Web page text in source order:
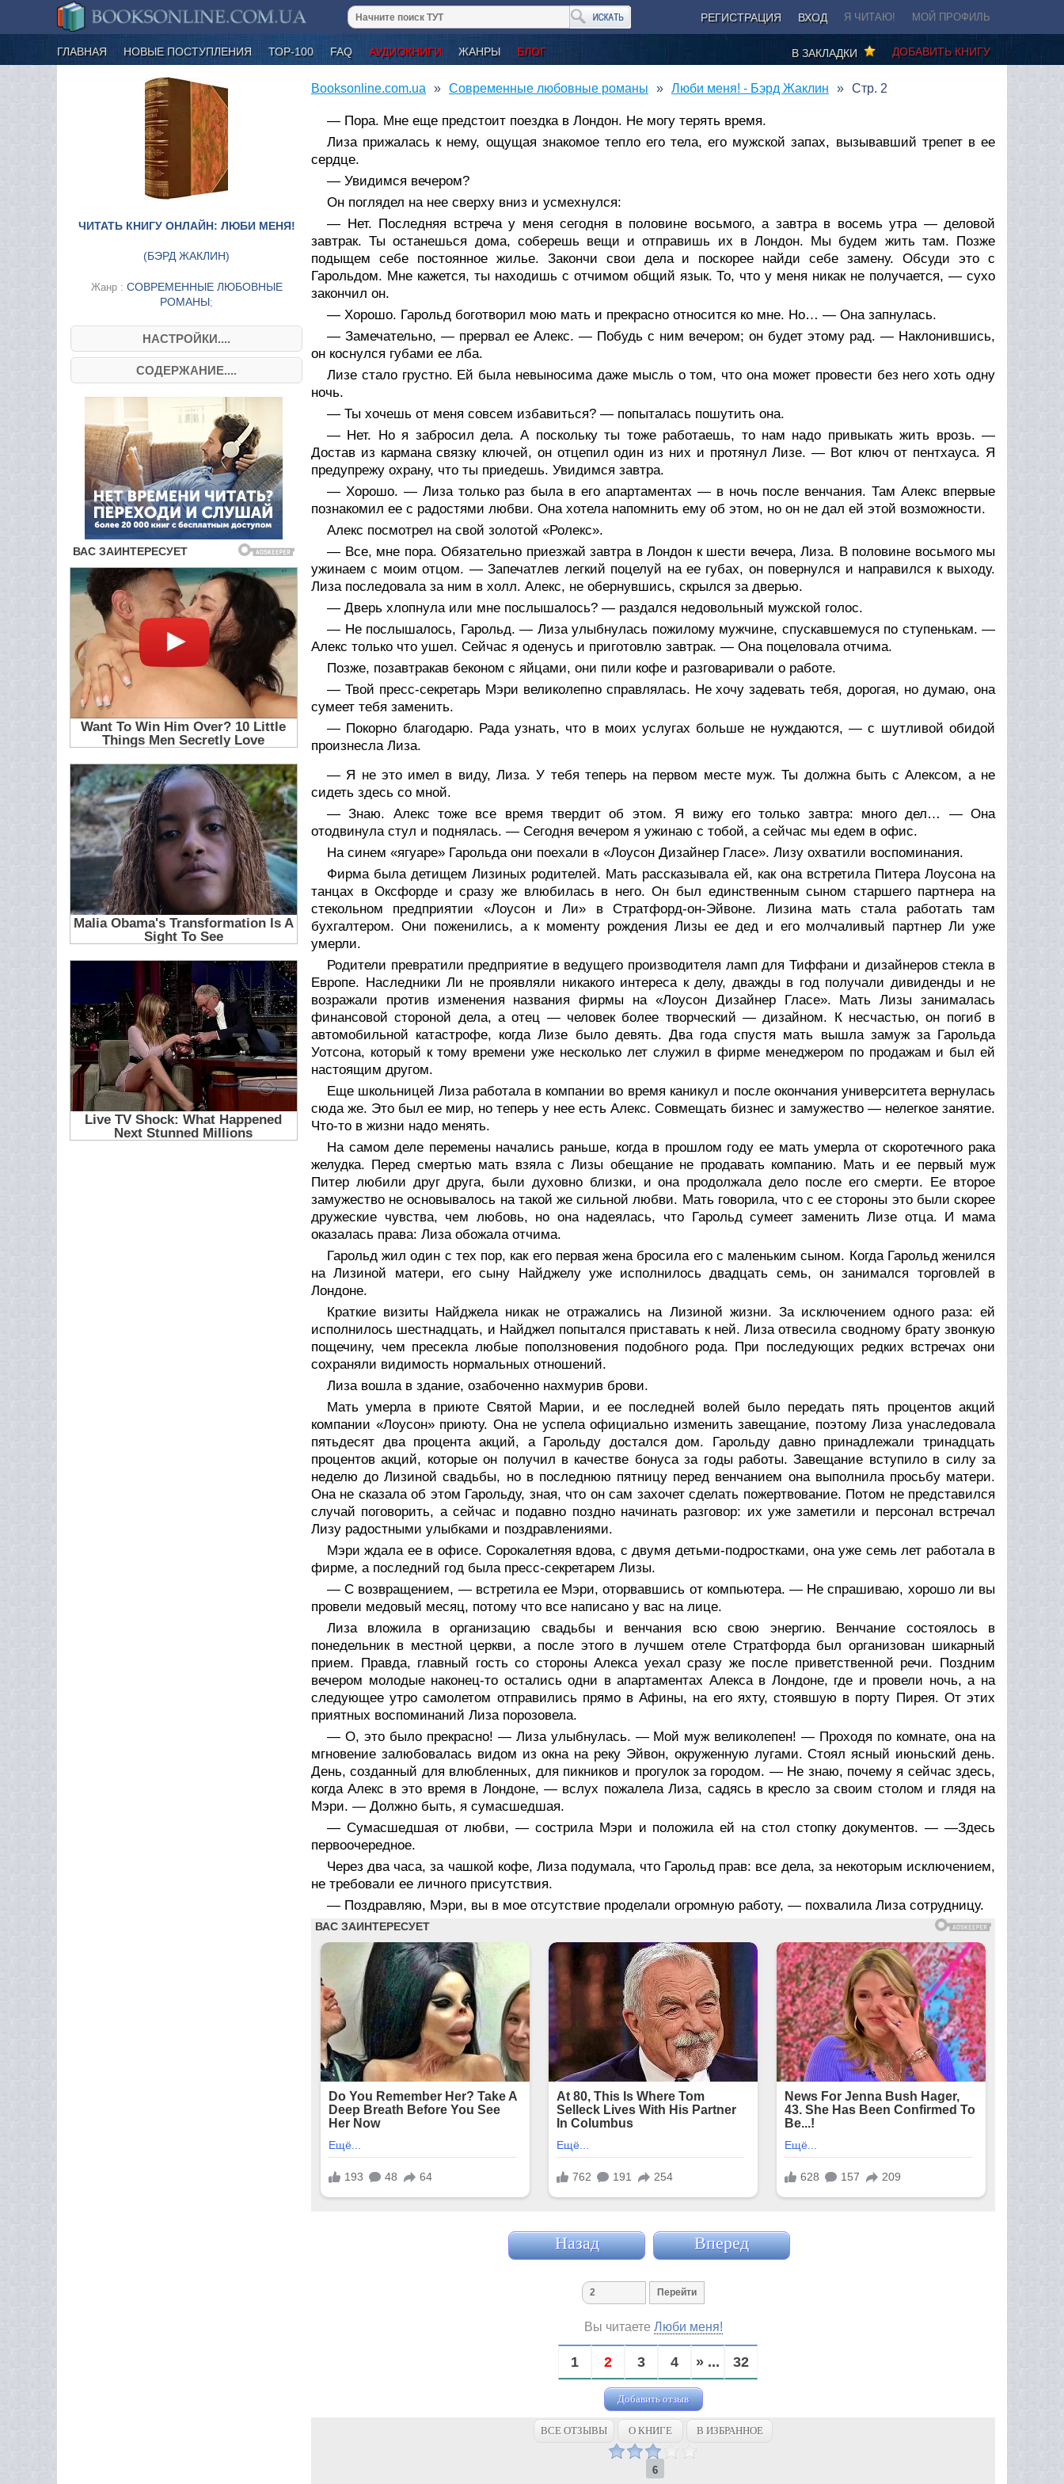
РЕГИСТРАЦИЯ ВХОД Я ЧИТАЮ! МОЙ ПРОФИЛЬ
ГЛАВНАЯ НОВЫЕ ПОСТУПЛЕНИЯ ТОР-100 FAQ АУДИОКНИГИ ЖАНРЫ БЛОГ ДОБАВИТЬ КНИГУ
В ЗАКЛАДКИ
ЧИТАТЬ КНИГУ ОНЛАЙН: ЛЮБИ МЕНЯ!
(БЭРД ЖАКЛИН)
Жанр : СОВРЕМЕННЫЕ ЛЮБОВНЫЕ
РОМАНЫ;
НАСТРОЙКИ....
СОДЕРЖАНИЕ....
Booksonline.com.ua Современные любовные романы Люби меня! - Бэрд Жаклин Стр. 2
— Пора. Мне еще предстоит поездка в Лондон. Не могу терять время.
Лиза прижалась к нему, ощущая знакомое тепло его тела, его мужской запах, вызывавший трепет в ее
сердце.
— Увидимся вечером?
Он поглядел на нее сверху вниз и усмехнулся:
— Нет. Последняя встреча у меня сегодня в половине восьмого, а завтра в восемь утра — деловой
завтрак. Ты останешься дома, соберешь вещи и отправишь их в Лондон. Мы будем жить там. Позже
подыщем себе постоянное жилье. Закончи свои дела и поскорее найди себе замену. Обсуди это с
Гарольдом. Мне кажется, ты находишь с отчимом общий язык. То, что у меня никак не получается, — сухо
закончил он.
— Хорошо. Гарольд боготворил мою мать и прекрасно относится ко мне. Но… — Она запнулась.
— Замечательно, — прервал ее Алекс. — Побудь с ним вечером; он будет этому рад. — Наклонившись,
он коснулся губами ее лба.
Лизе стало грустно. Ей была невыносима даже мысль о том, что она может провести без него хоть одну
ночь.
— Ты хочешь от меня совсем избавиться? — попыталась пошутить она.
— Нет. Но я забросил дела. А поскольку ты тоже работаешь, то нам надо привыкать жить врозь. —
Достав из кармана связку ключей, он отцепил один из них и протянул Лизе. — Вот ключ от пентхауса. Я
предупрежу охрану, что ты приедешь. Увидимся завтра.
— Хорошо. — Лиза только раз была в его апартаментах — в ночь после венчания. Там Алекс впервые
познакомил ее с радостями любви. Она хотела напомнить ему об этом, но он не дал ей этой возможности.
Алекс посмотрел на свой золотой «Ролекс».
— Все, мне пора. Обязательно приезжай завтра в Лондон к шести вечера, Лиза. В половине восьмого мы
ужинаем с моим отцом. — Запечатлев легкий поцелуй на ее губах, он повернулся и направился к выходу.
Лиза последовала за ним в холл. Алекс, не обернувшись, скрылся за дверью.
— Дверь хлопнула или мне послышалось? — раздался недовольный мужской голос.
— Не послышалось, Гарольд. — Лиза улыбнулась пожилому мужчине, спускавшемуся по ступенькам. —
Алекс только что ушел. Сейчас я оденусь и приготовлю завтрак. — Она поцеловала отчима.
Позже, позавтракав беконом с яйцами, они пили кофе и разговаривали о работе.
— Твой пресс-секретарь Мэри великолепно справлялась. Не хочу задевать тебя, дорогая, но думаю, она
сумеет тебя заменить.
— Покорно благодарю. Рада узнать, что в моих услугах больше не нуждаются, — с шутливой обидой
произнесла Лиза.
— Я не это имел в виду, Лиза. У тебя теперь на первом месте муж. Ты должна быть с Алексом, а не
сидеть здесь со мной.
— Знаю. Алекс тоже все время твердит об этом. Я вижу его только завтра: много дел… — Она
отодвинула стул и поднялась. — Сегодня вечером я ужинаю с тобой, а сейчас мы едем в офис.
На синем «ягуаре» Гарольда они поехали в «Лоусон Дизайнер Гласе». Лизу охватили воспоминания.
Фирма была детищем Лизиных родителей. Мать рассказывала ей, как она встретила Питера Лоусона на
танцах в Оксфорде и сразу же влюбилась в него. Он был единственным сыном старшего партнера на
стекольном предприятии «Лоусон и Ли» в Стратфорд-он-Эйвоне. Лизина мать стала работать там
бухгалтером. Они поженились, а к моменту рождения Лизы ее дед и его молчаливый партнер Ли уже
умерли.
Родители превратили предприятие в ведущего производителя ламп для Тиффани и дизайнеров стекла в
Европе. Наследники Ли не проявляли никакого интереса к делу, дважды в год получали дивиденды и не
возражали против изменения названия фирмы на «Лоусон Дизайнер Гласе». Мать Лизы занималась
финансовой стороной дела, а отец — человек более творческий — дизайном. К несчастью, он погиб в
автомобильной катастрофе, когда Лизе было девять. Два года спустя мать вышла замуж за Гарольда
Уотсона, который к тому времени уже несколько лет служил в фирме менеджером по продажам и был ей
настоящим другом.
Еще школьницей Лиза работала в компании во время каникул и после окончания университета вернулась
сюда же. Это был ее мир, но теперь у нее есть Алекс. Совмещать бизнес и замужество — нелегкое занятие.
Что-то в жизни надо менять.
На самом деле перемены начались раньше, когда в прошлом году ее мать умерла от скоротечного рака
желудка. Перед смертью мать взяла с Лизы обещание не продавать компанию. Мать и ее первый муж
Питер любили друг друга, были духовно близки, и она продолжала дело после его смерти. Ее второе
замужество не основывалось на такой же сильной любви. Мать говорила, что с ее стороны это были скорее
дружеские чувства, чем любовь, но она надеялась, что Гарольд сумеет заменить Лизе отца. И мама
оказалась права: Лиза обожала отчима.
Гарольд жил один с тех пор, как его первая жена бросила его с маленьким сыном. Когда Гарольд женился
на Лизиной матери, его сыну Найджелу уже исполнилось двадцать семь, он занимался торговлей в
Лондоне.
Краткие визиты Найджела никак не отражались на Лизиной жизни. За исключением одного раза: ей
исполнилось шестнадцать, и Найджел попытался приставать к ней. Лиза отвесила сводному брату звонкую
пощечину, чем пресекла любые поползновения подобного рода. При последующих редких встречах они
сохраняли видимость нормальных отношений.
Лиза вошла в здание, озабоченно нахмурив брови.
Мать умерла в приюте Святой Марии, и ее последней волей было передать пять процентов акций
компании «Лоусон» приюту. Она не успела официально изменить завещание, поэтому Лиза унаследовала
пятьдесят два процента акций, а Гарольду достался дом. Гарольду давно принадлежали тринадцать
процентов акций, которые он получил в качестве бонуса за годы работы. Завещание вступило в силу за
неделю до Лизиной свадьбы, но в последнюю пятницу перед венчанием она выполнила просьбу матери.
Она не сказала об этом Гарольду, зная, что он сам захочет сделать пожертвование. Потом не представился
случай поговорить, а сейчас и подавно поздно начинать разговор: их уже заметили и персонал встречал
Лизу радостными улыбками и поздравлениями.
Мэри ждала ее в офисе. Сорокалетняя вдова, с двумя детьми-подростками, она уже семь лет работала в
фирме, а последний год была пресс-секретарем Лизы.
— С возвращением, — встретила ее Мэри, оторвавшись от компьютера. — Не спрашиваю, хорошо ли вы
провели медовый месяц, потому что все написано у вас на лице.
Лиза вложила в организацию свадьбы и венчания всю свою энергию. Венчание состоялось в
понедельник в местной церкви, а после этого в лучшем отеле Стратфорда был организован шикарный
прием. Правда, главный гость со стороны Алекса уехал сразу же после приветственной речи. Поздним
вечером молодые наконец-то остались одни в апартаментах Алекса в Лондоне, где и провели ночь, а на
следующее утро самолетом отправились прямо в Афины, на его яхту, стоявшую в порту Пирея. От этих
приятных воспоминаний Лиза порозовела.
— О, это было прекрасно! — Лиза улыбнулась. — Мой муж великолепен! — Проходя по комнате, она на
мгновение залюбовалась видом из окна на реку Эйвон, окруженную лугами. Стоял ясный июньский день.
День, созданный для влюбленных, для пикников и прогулок за городом. — Не знаю, почему я сейчас здесь,
когда Алекс в это время в Лондоне, — вслух пожалела Лиза, садясь в кресло за своим столом и глядя на
Мэри. — Должно быть, я сумасшедшая.
— Сумасшедшая от любви, — сострила Мэри и положила ей на стол стопку документов. — —Здесь
первоочередное.
Через два часа, за чашкой кофе, Лиза подумала, что Гарольд прав: все дела, за некоторым исключением,
не требовали ее личного присутствия.
— Поздравляю, Мэри, вы в мое отсутствие проделали огромную работу, — похвалила Лиза сотрудницу.
Назад Вперед
Вы читаете Люби меня!
1 2 3 4 » ... 32
Добавить отзыв
ВСЕ ОТЗЫВЫ О КНИГЕ В ИЗБРАННОЕ
6